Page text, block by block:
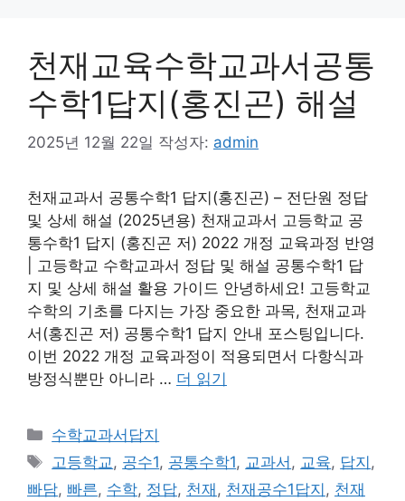
천재교육수학교과서공통
수학1답지(홍진곤) 해설
2025년 12월 22일 작성자: admin
천재교과서 공통수학1 답지(홍진곤) – 전단원 정답
및 상세 해설 (2025년용) 천재교과서 고등학교 공
통수학1 답지 (홍진곤 저) 2022 개정 교육과정 반영
| 고등학교 수학교과서 정답 및 해설 공통수학1 답
지 및 상세 해설 활용 가이드 안녕하세요! 고등학교
수학의 기초를 다지는 가장 중요한 과목, 천재교과
서(홍진곤 저) 공통수학1 답지 안내 포스팅입니다.
이번 2022 개정 교육과정이 적용되면서 다항식과
방정식뿐만 아니라 … 더 읽기
카
테
수학교과서답지
태
그
고등학교, 공수1, 공통수학1, 교과서 , 교육, 답지 ,
빠담, 빠른, 수학, 정답, 천재 , 천재공수1답지 , 천재